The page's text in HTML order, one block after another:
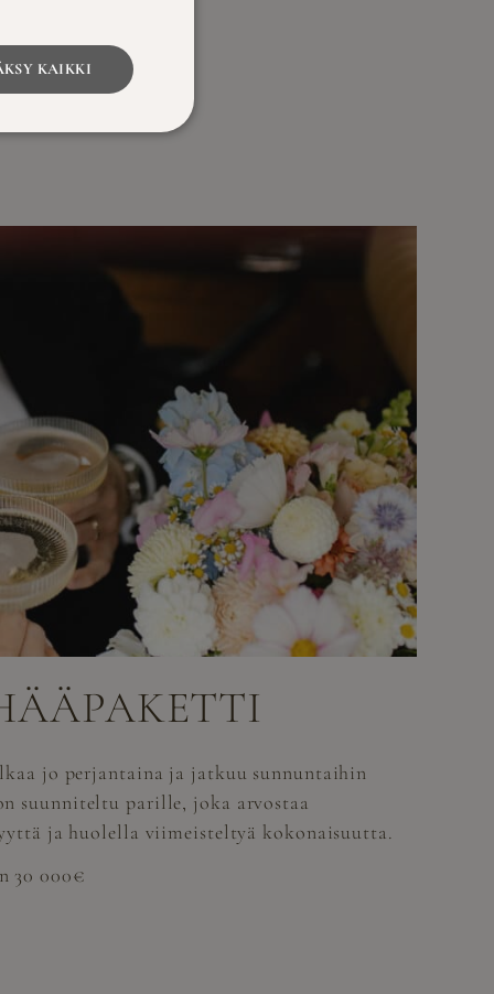
jo perjantaina ja jatkuu sunnuntaihin
suunniteltu parille, joka arvostaa
ja huolella viimeisteltyä kokonaisuutta.
30 000€
KAIKKI